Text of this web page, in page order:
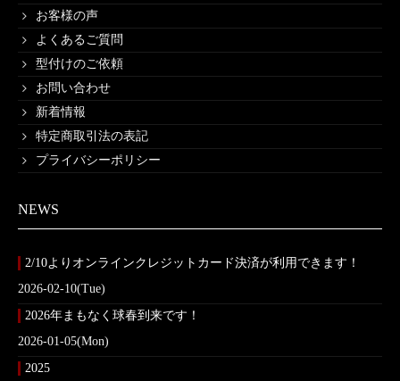
お客様の声
よくあるご質問
型付けのご依頼
お問い合わせ
新着情報
特定商取引法の表記
プライバシーポリシー
NEWS
2/10よりオンラインクレジットカード決済が利用できます！
2026-02-10(Tue)
2026年まもなく球春到来です！
2026-01-05(Mon)
2025